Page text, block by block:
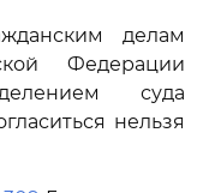
делам
Федерации
суда
нельзя